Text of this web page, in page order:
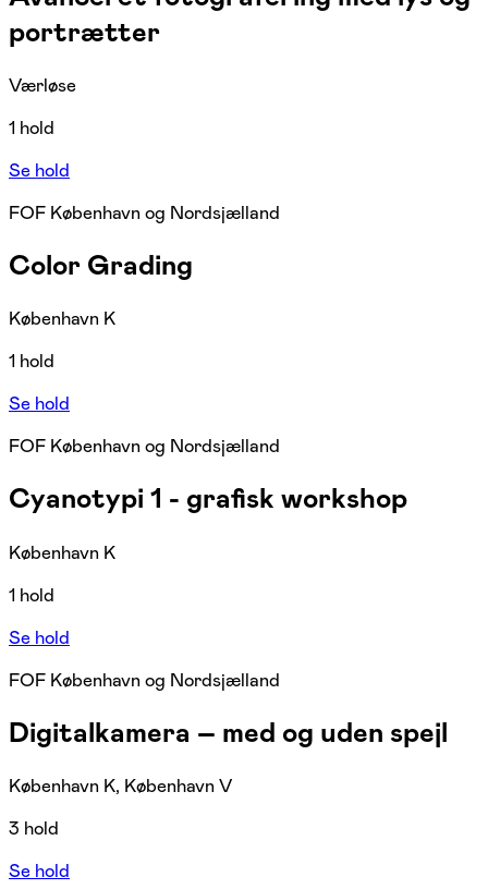
portrætter
Værløse
1 hold
Se hold
FOF København og Nordsjælland
Color Grading
København K
1 hold
Se hold
FOF København og Nordsjælland
Cyanotypi 1 - grafisk workshop
København K
1 hold
Se hold
FOF København og Nordsjælland
Digitalkamera – med og uden spejl
København K, København V
3 hold
Se hold